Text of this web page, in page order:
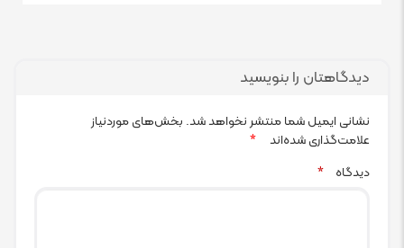
دیدگاهتان را بنویسید
نشانی ایمیل شما منتشر نخواهد شد. بخش‌های موردنیاز
علامت‌گذاری شده‌اند
*
دیدگاه
*